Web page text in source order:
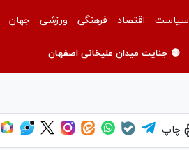
سیاست اقتصاد فرهنگی ورزشی جهان
🟡 جنایت میدان علیخانی اصفهان
چاپ